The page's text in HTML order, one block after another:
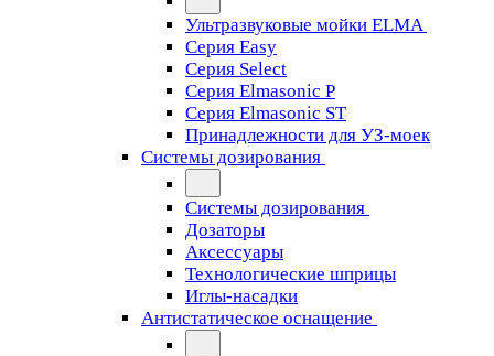
Ультразвуковые мойки ELMA
Серия Easy
Серия Select
Серия Elmasonic P
Серия Elmasonic ST
Принадлежности для УЗ-моек
Системы дозирования
Системы дозирования
Дозаторы
Аксессуары
Технологические шприцы
Иглы-насадки
Антистатическое оснащение